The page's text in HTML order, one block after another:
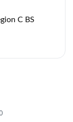
C BS